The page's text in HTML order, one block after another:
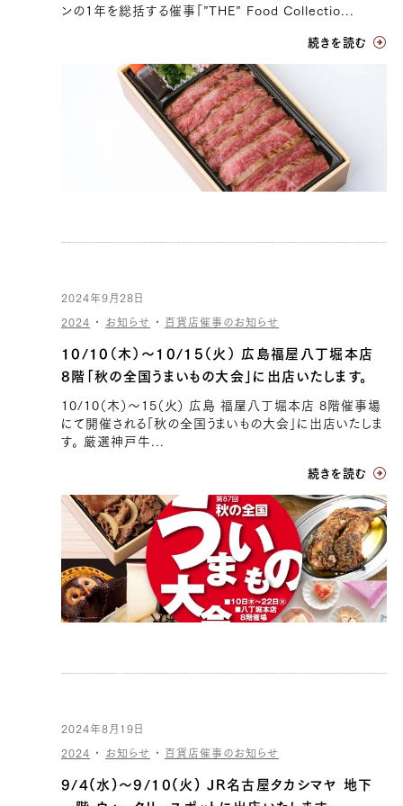
ンの1年を総括する催事「”THE” Food Collectio...
続きを読む
2024年9月28日
2024 ・ お知らせ ・ 百貨店催事のお知らせ
10/10（木）〜10/15（火） 広島福屋八丁堀本店
8階「秋の全国うまいもの大会」に出店いたします。
10/10（木）〜15（火） 広島 福屋八丁堀本店 8階催事場
にて開催される「秋の全国うまいもの大会」に出店いたしま
す。 厳選神戸牛...
続きを読む
2024年8月19日
2024 ・ お知らせ ・ 百貨店催事のお知らせ
9/4(水)〜9/10(火) JR名古屋タカシマヤ 地下